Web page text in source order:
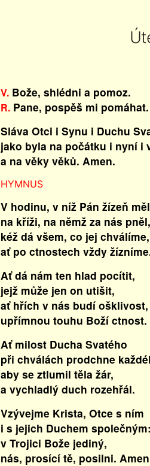
V. Bože, shlédni a pomoz.
R. Pane, pospěš mi pomáhat.
Sláva Otci i Synu i Duchu
jako byla na počátku i nyní i
a na věky věků. Amen.
HYMNUS
V hodinu, v níž Pán žízeň měl
na kříži, na němž za nás pněl,
kéž dá všem, co jej chválíme,
ať po ctnostech vždy
Ať dá nám ten hlad pocítit,
jejž může jen on utišit,
ať hřích v nás budí ošklivost,
upřímnou touhu Boží ctnost.
Ať milost Ducha Svatého
při chválách prodchne
aby se ztlumil těla žár,
a vychladlý duch rozehřál.
Vzývejme Krista, Otce s ním
i s jejich Duchem společným:
v Trojici Bože jediný,
nás, prosící tě, posilni.